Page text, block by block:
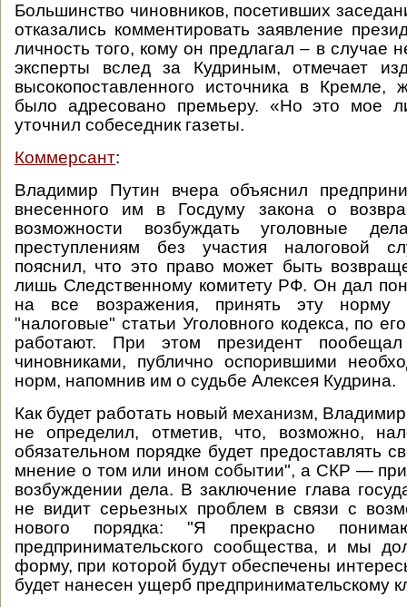
Большинство чиновников, посетивших
отказались комментировать заявление
личность того, кому он предлагал – в случае
эксперты вслед за Кудриным, отмечает
высокопоставленного источника в Кремле,
было адресовано премьеру. «Но это мое
уточнил собеседник газеты.
Коммерсант:
Владимир Путин вчера объяснил
внесенного им в Госдуму закона о
возможности возбуждать уголовные
преступлениям без участия налоговой
пояснил, что это право может быть
лишь Следственному комитету РФ. Он дал
на все возражения, принять эту норму
"налоговые" статьи Уголовного кодекса, по
работают. При этом президент
чиновниками, публично оспорившими
норм, напомнив им о судьбе Алексея Кудрина.
Как будет работать новый механизм,
не определил, отметив, что, возможно,
обязательном порядке будет предоставлять
мнение о том или ином событии", а СКР —
возбуждении дела. В заключение глава
не видит серьезных проблем в связи с
нового порядка: "Я прекрасно
предпринимательского сообщества, и мы
форму, при которой будут обеспечены
будет нанесен ущерб предпринимательскому